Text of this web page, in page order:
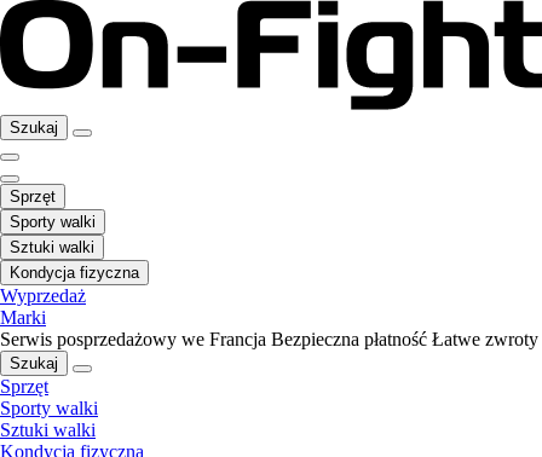
Szukaj
Sprzęt
Sporty walki
Sztuki walki
Kondycja fizyczna
Wyprzedaż
Marki
Serwis posprzedażowy we Francja Bezpieczna płatność Łatwe zwroty
Szukaj
Sprzęt
Sporty walki
Sztuki walki
Kondycja fizyczna